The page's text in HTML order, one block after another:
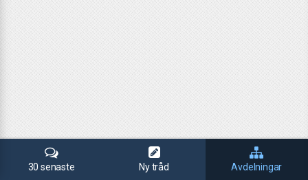
30 senaste Ny tråd Avdelningar